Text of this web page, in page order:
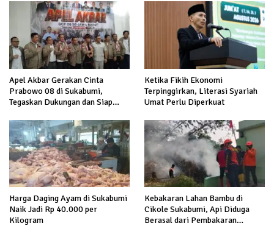
Apel Akbar Gerakan Cinta
Prabowo 08 di Sukabumi,
Tegaskan Dukungan dan Siap
Prabowo
Ketika Fikih Ekonomi
Terpinggirkan, Literasi Syariah
Umat Perlu Diperkuat
Harga Daging Ayam di Sukabumi
Naik Jadi Rp 40.000 per
Kilogram
Kebakaran Lahan Bambu di
Cikole Sukabumi, Api Diduga
Berasal dari Pembakaran